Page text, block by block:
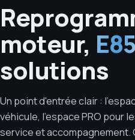
moteur, E85
solutions
Un point d'entrée clair :
véhicule, l'espace PRO pour
service et accompagnement.